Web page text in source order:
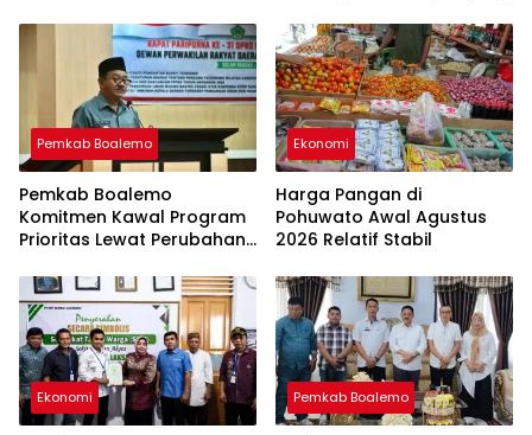
Pemkab Boalemo
Pemkab Boalemo
Komitmen Kawal Program
Prioritas Lewat Perubahan
Ekonomi
Harga Pangan di
Pohuwato Awal Agustus
2026 Relatif Stabil
Ekonomi Pemkab Boalemo